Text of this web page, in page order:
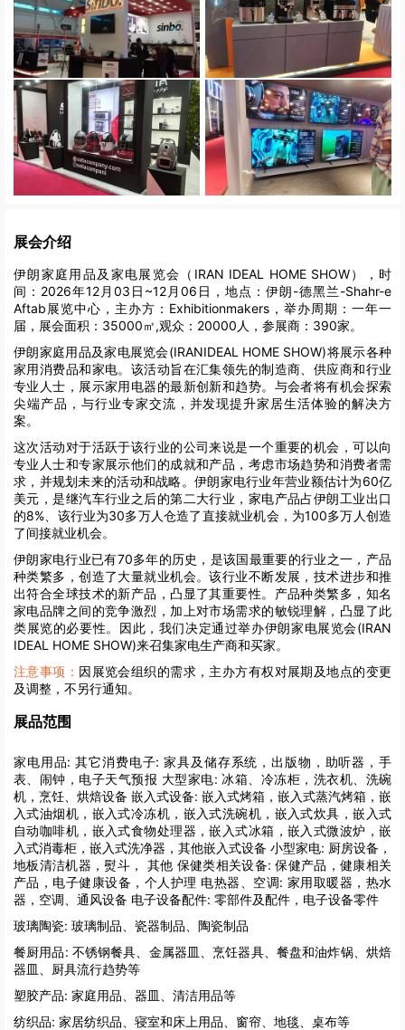
展会介绍
伊朗家庭用品及家电展览会（IRAN IDEAL HOME SHOW），时
间：2026年12月03日~12月06日，地点：伊朗-德黑兰-Shahr-e
Aftab展览中心，主办方：Exhibitionmakers，举办周期：一年一
届，展会面积：35000㎡,观众：20000人，参展商：390家。
伊朗家庭用品及家电展览会(IRANIDEAL HOME SHOW)将展示各种
家用消费品和家电。该活动旨在汇集领先的制造商、供应商和行业
专业人士，展示家用电器的最新创新和趋势。与会者将有机会探索
尖端产品，与行业专家交流，并发现提升家居生活体验的解决方
案。
这次活动对于活跃于该行业的公司来说是一个重要的机会，可以向
专业人士和专家展示他们的成就和产品，考虑市场趋势和消费者需
求，并规划未来的活动和战略。伊朗家电行业年营业额估计为60亿
美元，是继汽车行业之后的第二大行业，家电产品占伊朗工业出口
的8%、该行业为30多万人仓造了直接就业机会，为100多万人创造
了间接就业机会。
伊朗家电行业已有70多年的历史，是该国最重要的行业之一，产品
种类繁多，创造了大量就业机会。该行业不断发展，技术进步和推
出符合全球技术的新产品，凸显了其重要性。产品种类繁多，知名
家电品牌之间的竞争激烈，加上对市场需求的敏锐理解，凸显了此
类展览的必要性。因此，我们决定通过举办伊朗家电展览会(IRAN
IDEAL HOME SHOW)来召集家电生产商和买家。
注意事项： 因展览会组织的需求，主办方有权对展期及地点的变更
及调整，不另行通知。
展品范围
家电用品: 其它消费电子: 家具及储存系统，出版物，助听器，手
表、闹钟，电子天气预报 大型家电: 冰箱、冷冻柜，洗衣机、洗碗
机，烹饪、烘焙设备 嵌入式设备: 嵌入式烤箱，嵌入式蒸汽烤箱，嵌
入式油烟机，嵌入式冷冻机，嵌入式洗碗机，嵌入式炊具，嵌入式
自动咖啡机，嵌入式食物处理器，嵌入式冰箱，嵌入式微波炉，嵌
入式消毒柜，嵌入式洗净器，其他嵌入式设备 小型家电: 厨房设备，
地板清洁机器，熨斗， 其他 保健类相关设备: 保健产品，健康相关
产品，电子健康设备，个人护理 电热器、空调: 家用取暖器，热水
器，空调、通风设备 电子设备配件: 零部件及配件，电子设备零件
玻璃陶瓷: 玻璃制品、瓷器制品、陶瓷制品
餐厨用品: 不锈钢餐具、金属器皿、烹饪器具、餐盘和油炸锅、烘焙
器皿、厨具流行趋势等
塑胶产品: 家庭用品、器皿、清洁用品等
纺织品: 家居纺织品、寝室和床上用品、窗帘、地毯、桌布等